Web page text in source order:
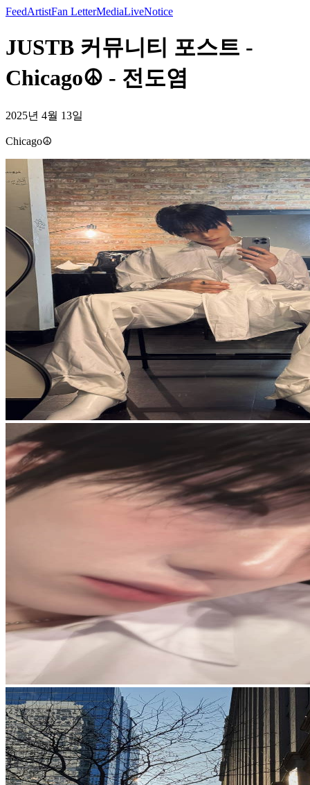
FeedArtistFan LetterMediaLiveNotice
JUSTB 커뮤니티 포스트 -
Chicago☮️ - 전도염
2025년 4월 13일
Chicago☮️